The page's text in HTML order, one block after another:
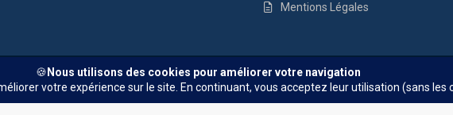
Mentions Légales